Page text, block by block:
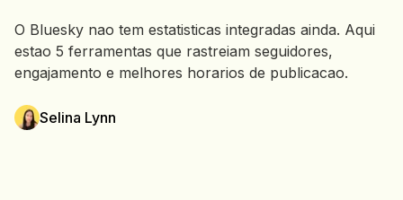
O Bluesky nao tem estatisticas integradas ainda. Aqui
estao 5 ferramentas que rastreiam seguidores,
engajamento e melhores horarios de publicacao.
Selina Lynn